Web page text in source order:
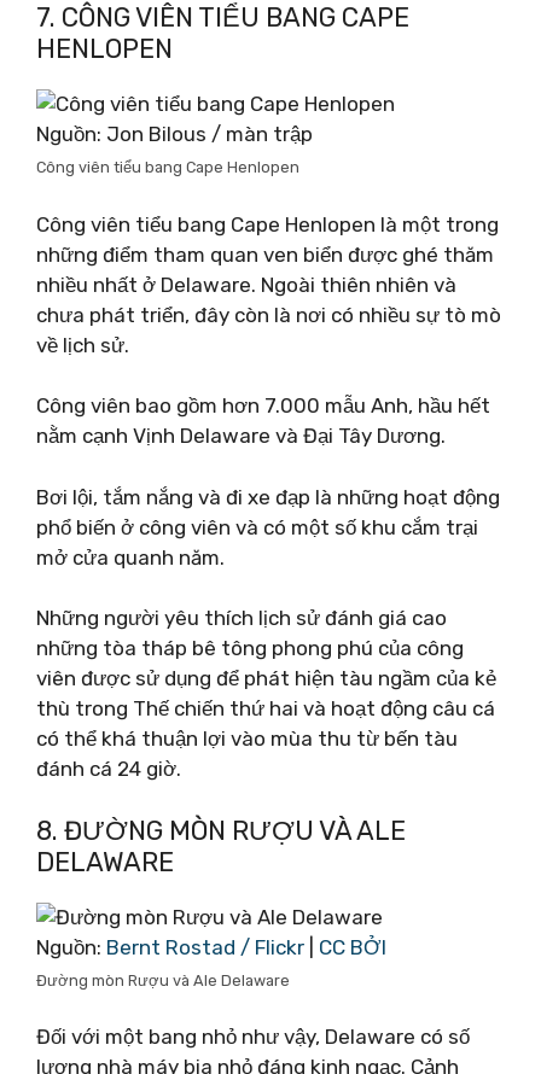
7. CÔNG VIÊN TIỂU BANG CAPE
HENLOPEN
Nguồn: Jon Bilous / màn trập
Công viên tiểu bang Cape Henlopen
Công viên tiểu bang Cape Henlopen là một trong
những điểm tham quan ven biển được ghé thăm
nhiều nhất ở Delaware. Ngoài thiên nhiên và
chưa phát triển, đây còn là nơi có nhiều sự tò mò
về lịch sử.
Công viên bao gồm hơn 7.000 mẫu Anh, hầu hết
nằm cạnh Vịnh Delaware và Đại Tây Dương.
Bơi lội, tắm nắng và đi xe đạp là những hoạt động
phổ biến ở công viên và có một số khu cắm trại
mở cửa quanh năm.
Những người yêu thích lịch sử đánh giá cao
những tòa tháp bê tông phong phú của công
viên được sử dụng để phát hiện tàu ngầm của kẻ
thù trong Thế chiến thứ hai và hoạt động câu cá
có thể khá thuận lợi vào mùa thu từ bến tàu
đánh cá 24 giờ.
8. ĐƯỜNG MÒN RƯỢU VÀ ALE
DELAWARE
Nguồn: Bernt Rostad / Flickr CC BỞI
Đường mòn Rượu và Ale Delaware
Đối với một bang nhỏ như vậy, Delaware có số
lượng nhà máy bia nhỏ đáng kinh ngạc. Cảnh